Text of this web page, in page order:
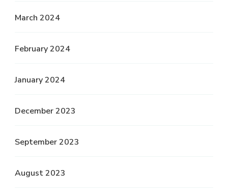
March 2024
February 2024
January 2024
December 2023
September 2023
August 2023